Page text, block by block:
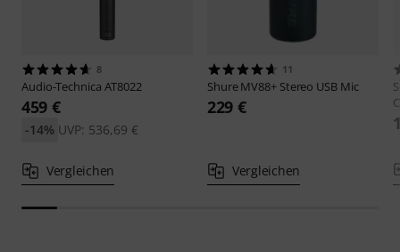
8
Audio-Technica AT8022
459 €
UVP: 536,69 €
-14%
Vergleichen
11
ShureMV88+ Stereo USB Mic
229 €
Vergleichen